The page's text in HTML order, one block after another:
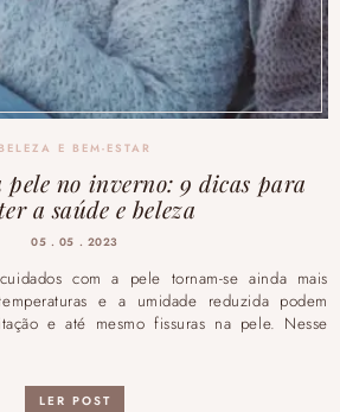
BELEZA E BEM-ESTAR
pele no inverno: 9 dicas para
a saúde e beleza
05 . 05 . 2023
com a pele tornam-se ainda mais
e a umidade reduzida podem
e até mesmo fissuras na pele. Nesse
LER POST